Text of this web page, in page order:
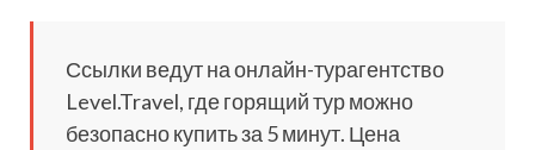
Ссылки ведут на онлайн-турагентство
Level.Travel, где горящий тур можно
безопасно купить за 5 минут. Цена